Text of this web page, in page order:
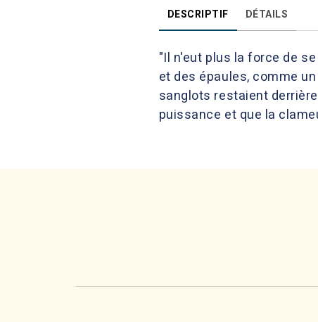
DESCRIPTIF DÉTAILS
"Il n'eut plus la force de
et des épaules, comme
sanglots restaient
puissance et que la